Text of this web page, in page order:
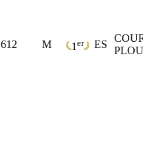
612 M 1 er ES